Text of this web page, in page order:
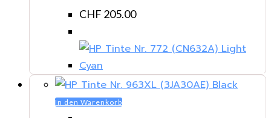
CHF 205.00
In den Warenkorb